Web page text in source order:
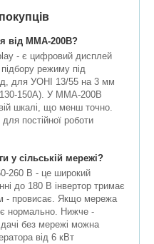
від ММА-200B?
- є цифровий дисплей
режиму під
для УОНІ 13/55 на 3 мм
150А). У ММА-200B
шкалі, що менш точно.
постійної роботи
у сільській мережі?
260 В - це широкий
до 180 В інвертор тримає
- провисає. Якщо мережа
нормально. Нижче -
дачі без мережі можна
від 6 кВт